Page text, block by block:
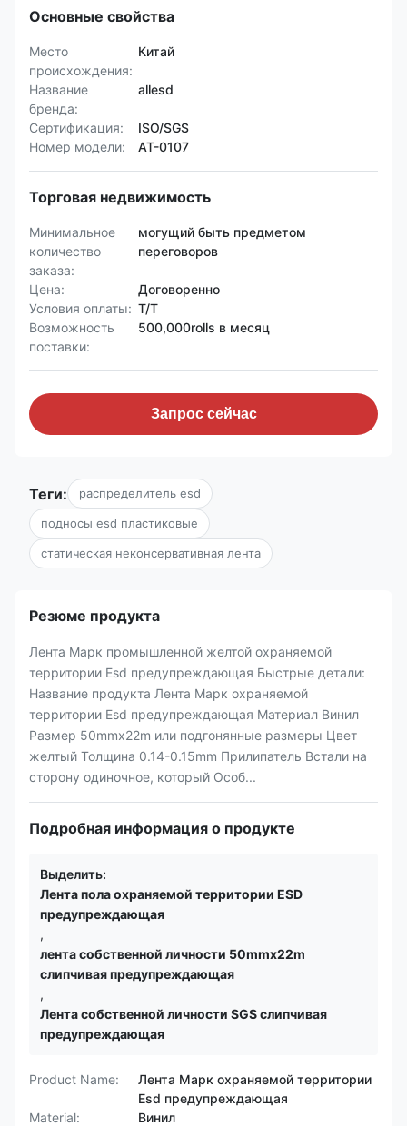
Основные свойства
Место
происхождения:
Китай
Название
бренда:
allesd
Сертификация:
ISO/SGS
Номер модели:
AT-0107
Торговая недвижимость
Минимальное
количество
заказа:
могущий быть предметом
переговоров
Цена:
Договоренно
Условия оплаты: T/T
Возможность
поставки:
500,000rolls в месяц
Запрос сейчас
Теги: распределитель esd
подносы esd пластиковые
статическая неконсервативная лента
Резюме продукта
Лента Марк промышленной желтой охраняемой
территории Esd предупреждающая Быстрые детали:
Название продукта Лента Марк охраняемой
территории Esd предупреждающая Материал Винил
Размер 50mmx22m или подгонянные размеры Цвет
желтый Толщина 0.14-0.15mm Прилипатель Встали на
сторону одиночное, который Особ...
Подробная информация о продукте
Выделить:
Лента пола охраняемой территории ESD
предупреждающая
,
лента собственной личности 50mmx22m
слипчивая предупреждающая
,
Лента собственной личности SGS слипчивая
предупреждающая
Product Name:
Лента Марк охраняемой территории
Esd предупреждающая
Material:
Винил